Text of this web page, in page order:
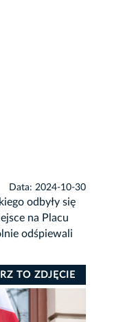
Data: 2024-10-30
odbyły się
na Placu
odśpiewali
TO ZDJĘCIE